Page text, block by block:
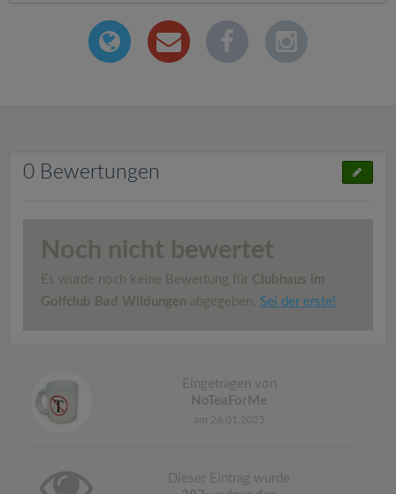
0 Bewertungen
Noch nicht bewertet
Es wurde noch keine Bewertung für Clubhaus im
Golfclub Bad Wildungen abgegeben. Sei der erste!
Eingetragen von
NoTeaForMe
am 26.01.2025
Dieser Eintrag wurde